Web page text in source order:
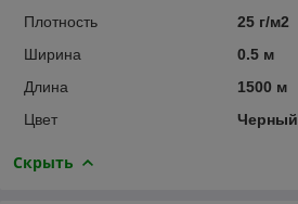
Плотность
25 г/м2
Ширина
0.5 м
Длина
1500 м
Цвет
Черный
Скрыть